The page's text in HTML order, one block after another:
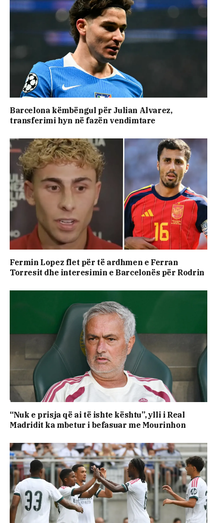
Barcelona këmbëngul për Julian Alvarez,
transferimi hyn në fazën vendimtare
Fermin Lopez flet për të ardhmen e Ferran
Torresit dhe interesimin e Barcelonës për Rodrin
“Nuk e prisja që ai të ishte kështu”, ylli i Real
Madridit ka mbetur i befasuar me Mourinhon